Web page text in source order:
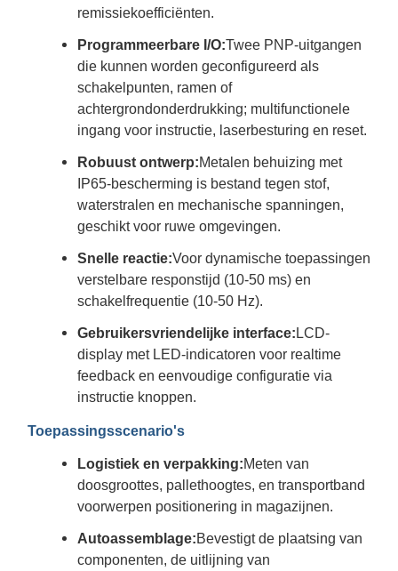
remissiekoefficiënten.
Programmeerbare I/O:Twee PNP-uitgangen
die kunnen worden geconfigureerd als
schakelpunten, ramen of
achtergrondonderdrukking; multifunctionele
ingang voor instructie, laserbesturing en reset.
Robuust ontwerp:Metalen behuizing met
IP65-bescherming is bestand tegen stof,
waterstralen en mechanische spanningen,
geschikt voor ruwe omgevingen.
Snelle reactie:Voor dynamische toepassingen
verstelbare responstijd (10-50 ms) en
schakelfrequentie (10-50 Hz).
Gebruikersvriendelijke interface:LCD-
display met LED-indicatoren voor realtime
feedback en eenvoudige configuratie via
instructie knoppen.
Toepassingsscenario's
Logistiek en verpakking:Meten van
doosgroottes, pallethoogtes, en transportband
voorwerpen positionering in magazijnen.
Autoassemblage:Bevestigt de plaatsing van
componenten, de uitlijning van